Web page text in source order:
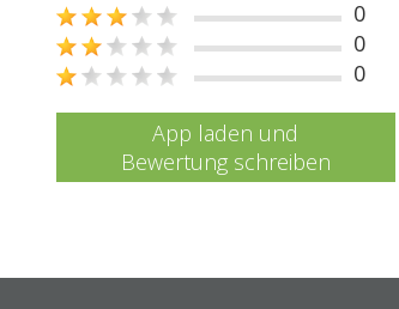
0
0
0
App laden und
Bewertung schreiben